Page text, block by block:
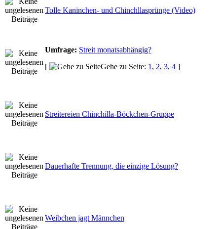
Tolle Kaninchen- und Chinchllasprünge (Video)
Umfrage: Streit monatsabhängig?
[
Gehe zu Seite: 1 , 2, 3, 4 ]
Streitereien Chinchilla-Böckchen-Gruppe
Dauerhafte Trennung, die einzige Lösung?
Weibchen jagt Männchen